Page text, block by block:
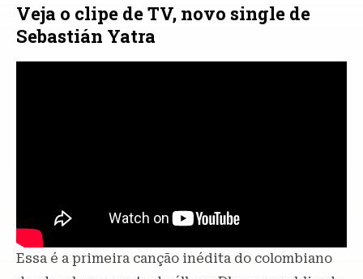
Veja o clipe de TV, novo single de
Sebastián Yatra
Essa é a primeira canção inédita do colombiano